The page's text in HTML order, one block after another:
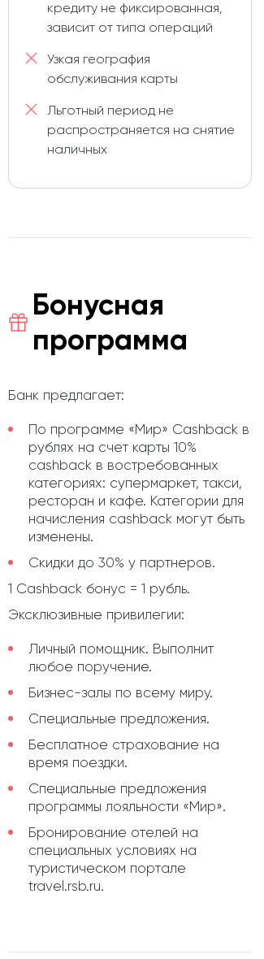
кредиту не фиксированная,
зависит от типа операций
Узкая география
обслуживания карты
Льготный период не
распространяется на снятие
наличных
Бонусная
программа
Банк предлагает:
По программе «Мир» Сashback в
рублях на счет карты 10%
cashback в востребованных
категориях: супермаркет, такси,
ресторан и кафе. Категории для
начисления сashback могут быть
изменены.
Скидки до 30% у партнеров.
1 Сashback бонус = 1 рубль.
Эксклюзивные привилегии:
Личный помощник. Выполнит
любое поручение.
Бизнес-залы по всему миру.
Специальные предложения.
Бесплатное страхование на
время поездки.
Специальные предложения
программы лояльности «Мир».
Бронирование отелей на
специальных условиях на
туристическом портале
travеl.rsb.ru.